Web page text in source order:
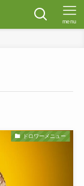
menu
ドロワーメニュー